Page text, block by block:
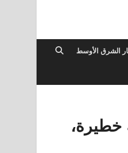
الشرق الأوسط
خطيرة،